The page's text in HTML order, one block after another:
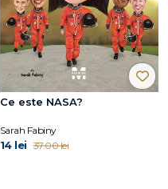
Ce este NASA?
Sarah Fabiny
14 lei 37.00 lei